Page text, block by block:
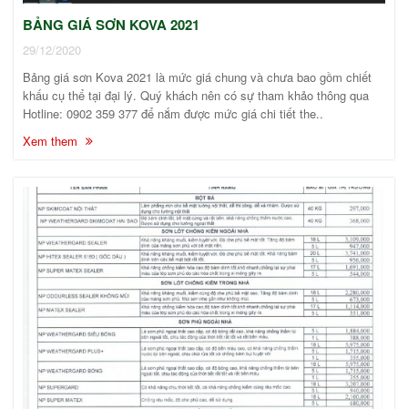
BẢNG GIÁ SƠN KOVA 2021
29/12/2020
Bảng giá sơn Kova 2021 là mức giá chung và chưa bao gồm chiết
khấu cụ thể tại đại lý. Quý khách nên có sự tham khảo thông qua
Hotline: 0902 359 377 để nắm được mức giá chi tiết the..
Xem them